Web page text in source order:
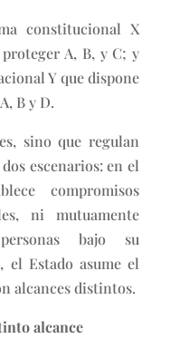
constitucional X
A, B, y C; y
Y que dispone
B y D.
sino que regulan
escenarios: en el
compromisos
ni mutuamente
bajo su
el Estado asume el
alcances distintos.
alcance